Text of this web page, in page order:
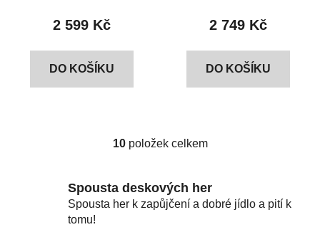
2 599 Kč
DO KOŠÍKU
2 749 Kč
DO KOŠÍKU
O
l
á
d
10položek celkem
Spousta deskových her
Spousta her k zapůjčení a dobré jídlo a pití k
tomu!